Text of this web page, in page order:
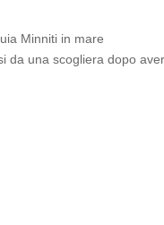
Minniti in mare
da una scogliera dopo